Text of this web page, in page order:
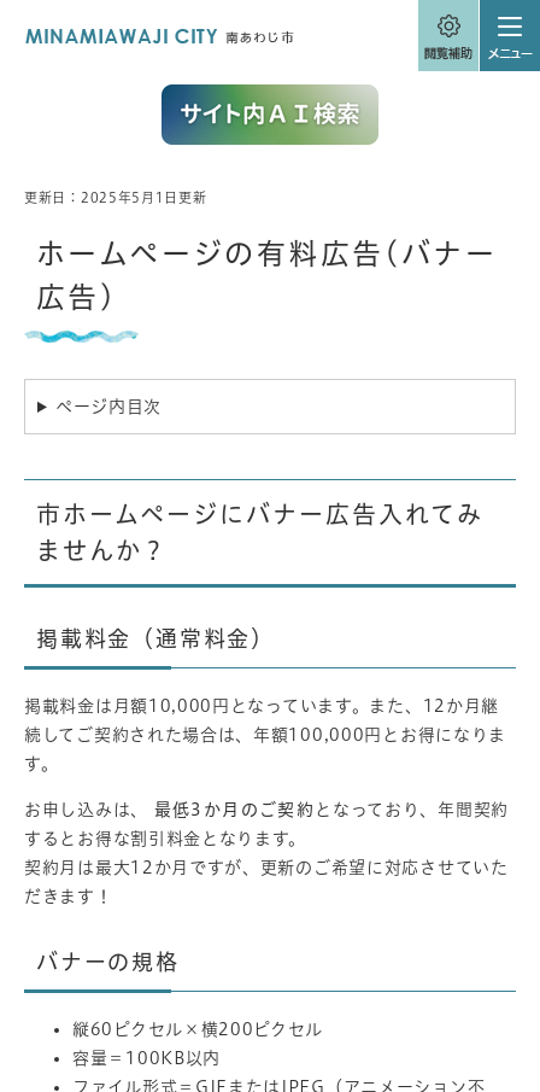
本
更新日：2025年5月1日更新
ホームページの有料広告(バナー
広告)
ページ内目次
市ホームページにバナー広告入れてみ
ませんか？
掲載料金（通常料金）
掲載料金は月額10,000円となっています。また、12か月継
続してご契約された場合は、年額100,000円とお得になりま
す。
お申し込みは、 最低3か月のご契約 となっており、年間契約
するとお得な割引料金となります。
契約月は最大12か月ですが、更新のご希望に対応させていた
だきます！
バナーの規格
縦60ピクセル×横200ピクセル
容量＝100KB以内
ファイル形式＝GIFまたはJPEG（アニメーション不